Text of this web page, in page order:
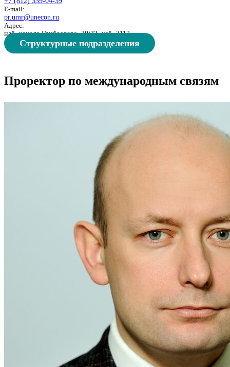
E-mail:
pr.umr@unecon.ru
Адрес:
наб. канала Грибоедова, 30/32, каб. 3112
Структурные подразделения
Проректор по международным связям